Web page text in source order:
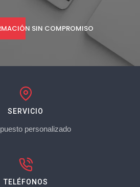
SIN COMPROMISO
SERVICIO
personalizado
TELÉFONOS